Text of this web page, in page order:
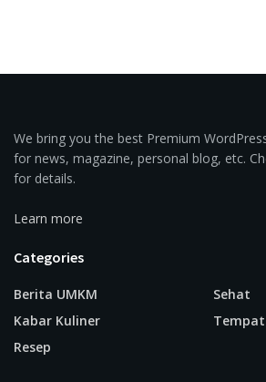
We bring you the best Premium
for news, magazine, personal blog, etc.
for details.
Learn more
Categories
Berita UMKM
Kabar Kuliner
Resep
Sehat